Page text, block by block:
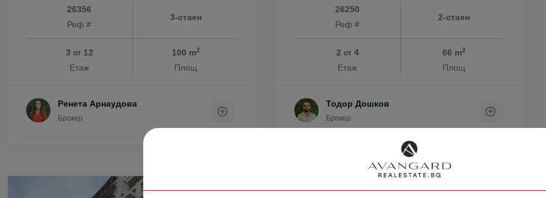
26356
Реф #
3-стаен
3 от12
Етаж
100 m2
Площ
Ренета Арнаудова
Брокер
26250
Реф #
2-стаен
2 от4
Етаж
66 m2
Площ
Тодор Дошков
Брокер
ПРОДАВА ПРОДАВА